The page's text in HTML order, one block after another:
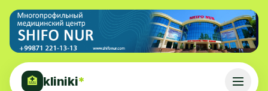
🏥 kliniki*